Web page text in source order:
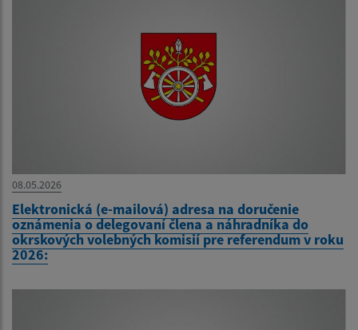
08.05.2026
Elektronická (e-mailová) adresa na doručenie
oznámenia o delegovaní člena a náhradníka do
okrskových volebných komisií pre referendum v roku
2026: